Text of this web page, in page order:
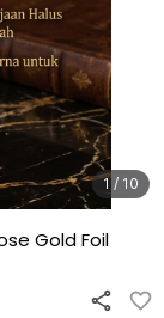
1 / 10
Gold Foil